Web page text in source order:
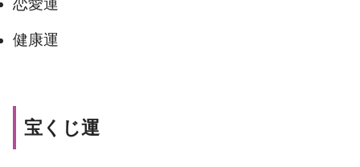
恋愛運
健康運
宝くじ運